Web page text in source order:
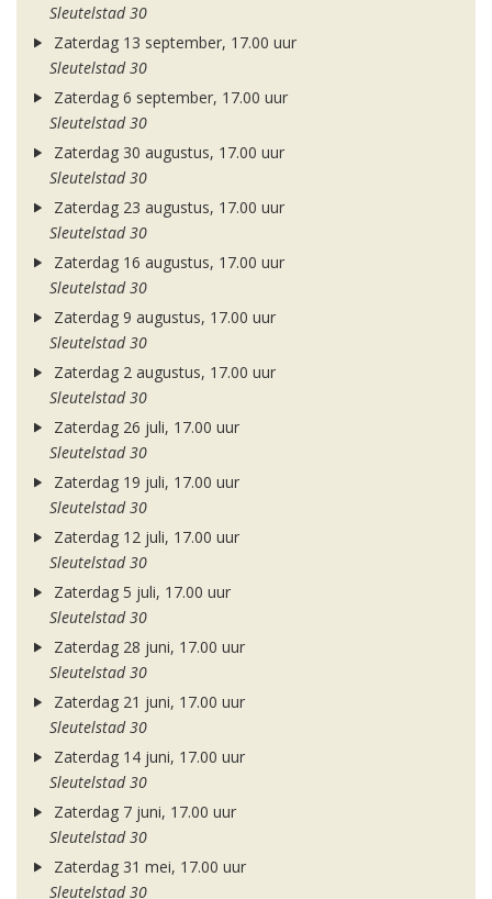
Sleutelstad 30
Zaterdag 13 september, 17.00 uur
Sleutelstad 30
Zaterdag 6 september, 17.00 uur
Sleutelstad 30
Zaterdag 30 augustus, 17.00 uur
Sleutelstad 30
Zaterdag 23 augustus, 17.00 uur
Sleutelstad 30
Zaterdag 16 augustus, 17.00 uur
Sleutelstad 30
Zaterdag 9 augustus, 17.00 uur
Sleutelstad 30
Zaterdag 2 augustus, 17.00 uur
Sleutelstad 30
Zaterdag 26 juli, 17.00 uur
Sleutelstad 30
Zaterdag 19 juli, 17.00 uur
Sleutelstad 30
Zaterdag 12 juli, 17.00 uur
Sleutelstad 30
Zaterdag 5 juli, 17.00 uur
Sleutelstad 30
Zaterdag 28 juni, 17.00 uur
Sleutelstad 30
Zaterdag 21 juni, 17.00 uur
Sleutelstad 30
Zaterdag 14 juni, 17.00 uur
Sleutelstad 30
Zaterdag 7 juni, 17.00 uur
Sleutelstad 30
Zaterdag 31 mei, 17.00 uur
Sleutelstad 30